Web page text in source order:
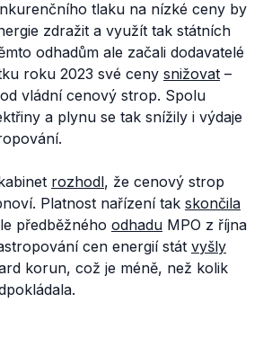
tlaku na nízké ceny by
zdražit a využít tak státních
odhadům ale začali dodavatelé
roku 2023 své ceny snižovat –
vládní cenový strop. Spolu
a plynu se tak snížily i výdaje
rozhodl, že cenový strop
Platnost nařízení tak skončila
předběžného odhadu MPO z října
cen energií stát vyšly
korun, což je méně, než kolik